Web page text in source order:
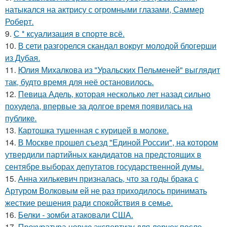
натыкался на актрису с огромными глазами, Саммер
Роберт.
9. С * ксуализация в спорте всё.
10. В сети разгорелся скандал вокруг молодой блогерши
из Дубая.
11. Юлия Михалкова из "Уральских Пельменей" выглядит
так, будто время для неё остановилось.
12. Певица Адель, которая несколько лет назад сильно
похудела, впервые за долгое время появилась на
публике.
13. Картошка тушенная с курицей в молоке.
14. В Москве прошел съезд "Единой России", на котором
утвердили партийных кандидатов на предстоящих в
сентябре выборах депутатов государственной думы.
15. Анна хилькевич призналась, что за годы брака с
Артуром Волковым ей не раз приходилось принимать
жесткие решения ради спокойствия в семье.
16. Белки - зомби атаковали США.